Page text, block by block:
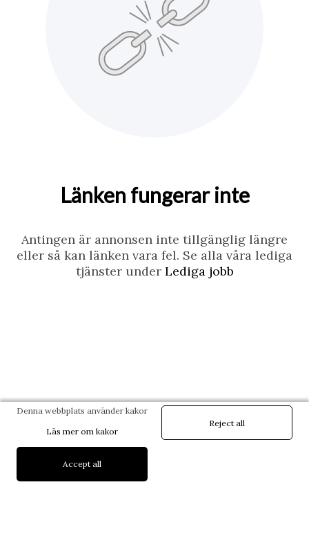
Länken fungerar inte
Antingen är annonsen inte tillgänglig längre
eller så kan länken vara fel. Se alla våra lediga
tjänster under Lediga jobb
Denna webbplats använder kakor
Läs mer om kakor
Accept all
Reject all